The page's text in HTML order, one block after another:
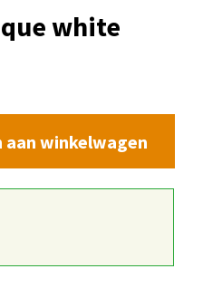
white
aan winkelwagen